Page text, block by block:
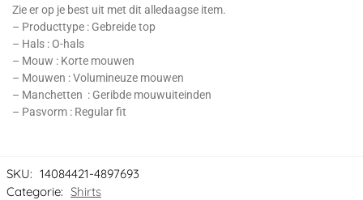
Zie er op je best uit met dit alledaagse item.
– Producttype : Gebreide top
– Hals : O-hals
– Mouw : Korte mouwen
– Mouwen : Volumineuze mouwen
– Manchetten : Geribde mouwuiteinden
– Pasvorm : Regular fit
SKU: 14084421-4897693
Categorie: Shirts